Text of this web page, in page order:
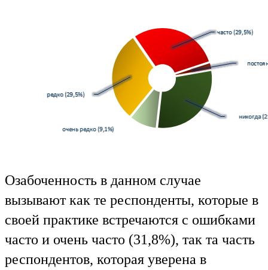
Озабоченность в данном случае
вызывают как те респонденты, которые в
своей практике встречаются с ошибками
часто и очень часто (31,8%), так та часть
респондентов, которая уверена в